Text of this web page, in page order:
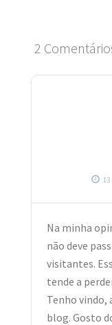
2
Na minha
não deve
visitantes.
tende a
Tenho vindo,
blog. Gosto